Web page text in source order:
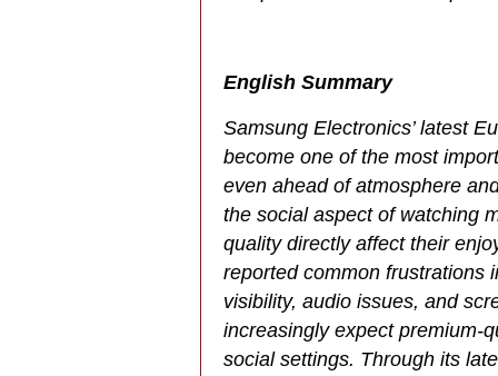
English Summary
Samsung Electronics’ latest
become one of the most
even ahead of atmosphere
the social aspect of watching
quality directly affect their
reported common frustrations
visibility, audio issues, and
increasingly expect premium-
social settings. Through its